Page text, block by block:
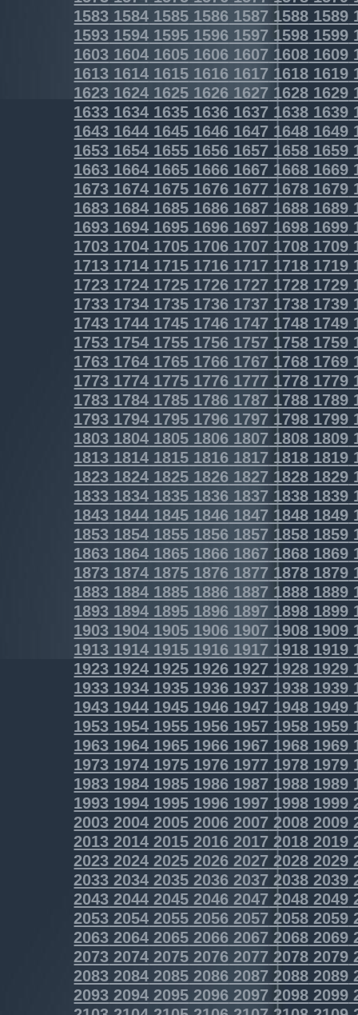
1583 1584 1585 1586 1587 1588 1589
1593 1594 1595 1596 1597 1598 1599
1603 1604 1605 1606 1607 1608 1609
1613 1614 1615 1616 1617 1618 1619
1623 1624 1625 1626 1627 1628 1629
1633 1634 1635 1636 1637 1638 1639
1643 1644 1645 1646 1647 1648 1649
1653 1654 1655 1656 1657 1658 1659
1663 1664 1665 1666 1667 1668 1669
1673 1674 1675 1676 1677 1678 1679
1683 1684 1685 1686 1687 1688 1689
1693 1694 1695 1696 1697 1698 1699
1703 1704 1705 1706 1707 1708 1709
1713 1714 1715 1716 1717 1718 1719
1723 1724 1725 1726 1727 1728 1729
1733 1734 1735 1736 1737 1738 1739
1743 1744 1745 1746 1747 1748 1749
1753 1754 1755 1756 1757 1758 1759
1763 1764 1765 1766 1767 1768 1769
1773 1774 1775 1776 1777 1778 1779
1783 1784 1785 1786 1787 1788 1789
1793 1794 1795 1796 1797 1798 1799
1803 1804 1805 1806 1807 1808 1809
1813 1814 1815 1816 1817 1818 1819
1823 1824 1825 1826 1827 1828 1829
1833 1834 1835 1836 1837 1838 1839
1843 1844 1845 1846 1847 1848 1849
1853 1854 1855 1856 1857 1858 1859
1863 1864 1865 1866 1867 1868 1869
1873 1874 1875 1876 1877 1878 1879
1883 1884 1885 1886 1887 1888 1889
1893 1894 1895 1896 1897 1898 1899
1903 1904 1905 1906 1907 1908 1909
1913 1914 1915 1916 1917 1918 1919
1923 1924 1925 1926 1927 1928 1929
1933 1934 1935 1936 1937 1938 1939
1943 1944 1945 1946 1947 1948 1949
1953 1954 1955 1956 1957 1958 1959
1963 1964 1965 1966 1967 1968 1969
1973 1974 1975 1976 1977 1978 1979
1983 1984 1985 1986 1987 1988 1989
1993 1994 1995 1996 1997 1998 1999
2003 2004 2005 2006 2007 2008 2009
2013 2014 2015 2016 2017 2018 2019
2023 2024 2025 2026 2027 2028 2029
2033 2034 2035 2036 2037 2038 2039
2043 2044 2045 2046 2047 2048 2049
2053 2054 2055 2056 2057 2058 2059
2063 2064 2065 2066 2067 2068 2069
2073 2074 2075 2076 2077 2078 2079
2083 2084 2085 2086 2087 2088 2089
2093 2094 2095 2096 2097 2098 2099